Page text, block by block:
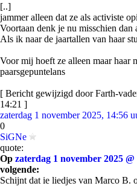
[..]
jammer alleen dat ze als activiste
Voortaan denk je nu misschien
Als ik naar de jaartallen van haar
Voor mij hoeft ze alleen maar haar
paarsgepuntelans
[ Bericht gewijzigd door Farth-
14:21 ]
zaterdag 1 november 2025, 14:56
0
SiGNe
quote:
Op zaterdag 1 november 2025 @
volgende:
Schijnt dat ie liedjes van Marco B.